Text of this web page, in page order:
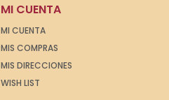
MI CUENTA
MI CUENTA
MIS COMPRAS
MIS DIRECCIONES
WISH LIST